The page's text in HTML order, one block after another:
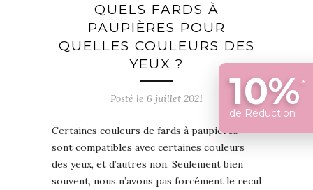
QUELS FARDS À
PAUPIÈRES POUR
QUELLES COULEURS DES
YEUX ?
Posté le 6 juillet 2021
Certaines couleurs de fards à paupières
sont compatibles avec certaines couleurs
des yeux, et d’autres non. Seulement bien
souvent, nous n’avons pas forcément le recul
10%*
de Réduction